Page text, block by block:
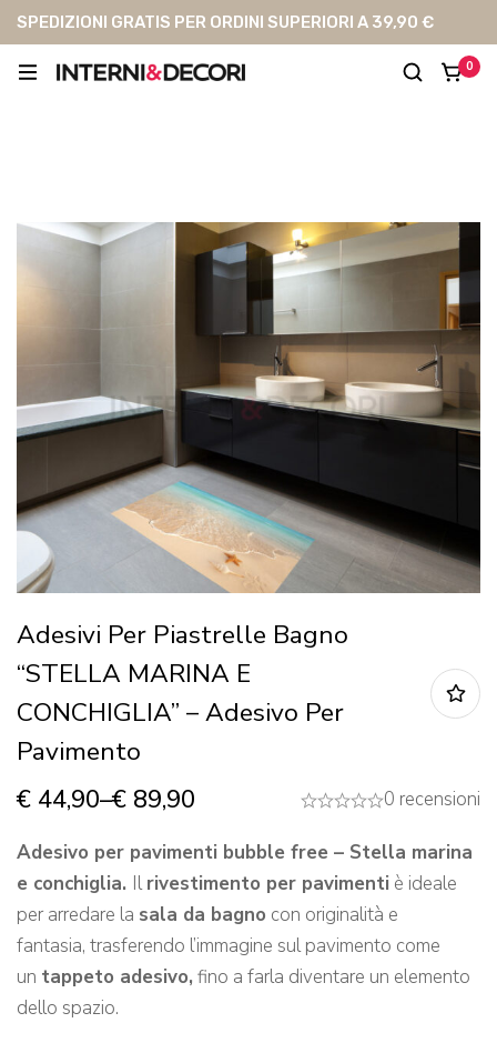
SPEDIZIONI GRATIS PER ORDINI SUPERIORI A 39,90 €
0
Adesivi Per Piastrelle Bagno
“STELLA MARINA E
CONCHIGLIA” – Adesivo Per
Pavimento
€ 44,90–€ 89,90 0 recensioni
Adesivo per pavimenti bubble free – Stella marina
e conchiglia. Ilrivestimento per pavimenti è ideale
per arredare la sala da bagno con originalità e
fantasia, trasferendo l’immagine sul pavimento come
un tappeto adesivo, fino a farla diventare un elemento
dello spazio.